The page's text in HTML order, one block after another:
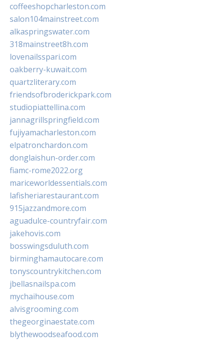
coffeeshopcharleston.com
salon104mainstreet.com
alkaspringswater.com
318mainstreet8h.com
lovenailsspari.com
oakberry-kuwait.com
quartzliterary.com
friendsofbroderickpark.com
studiopiattellina.com
jannagrillspringfield.com
fujiyamacharleston.com
elpatronchardon.com
donglaishun-order.com
fiamc-rome2022.org
mariceworldessentials.com
lafisheriarestaurant.com
915jazzandmore.com
aguadulce-countryfair.com
jakehovis.com
bosswingsduluth.com
birminghamautocare.com
tonyscountrykitchen.com
jbellasnailspa.com
mychaihouse.com
alvisgrooming.com
thegeorginaestate.com
blythewoodseafood.com